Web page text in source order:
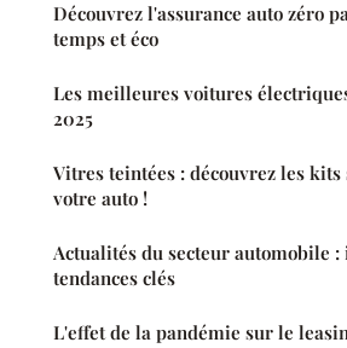
Découvrez l'assurance auto zéro
temps et éco
Les meilleures voitures
2025
Vitres teintées : découvrez les
votre auto !
Actualités du secteur automobile :
tendances clés
L'effet de la pandémie sur le